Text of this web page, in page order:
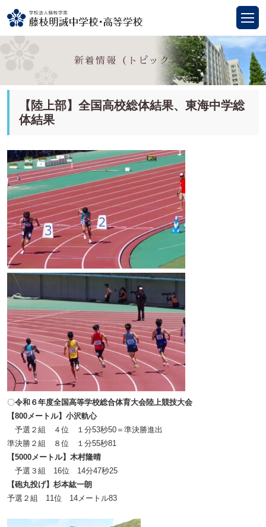
新着情報（トピックス）
【陸上部】全国高校総体結果、東海中学総
体結果
〇令和６年度全国高等学校総合体育大会陸上競技大会
【800メートル】 小沢軌心
予選２組 ４位 １分53秒50＝準決勝進出
準決勝２組 ８位 １分55秒81
【5000メートル】木村隆晴
予選３組 16位 14分47秒25
【砲丸投げ】杉本紘一朗
予選２組 11位 14メートル83